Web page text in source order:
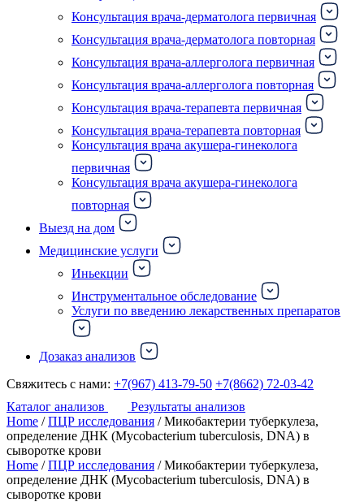
Консультация врача-дерматолога первичная
Консультация врача-дерматолога повторная
Консультация врача-аллерголога первичная
Консультация врача-аллерголога повторная
Консультация врача-терапевта первичная
Консультация врача-терапевта повторная
Консультация врача акушера-гинеколога
первичная
Консультация врача акушера-гинеколога
повторная
Выезд на дом
Медицинские услуги
Иньекции
Инструментальное обследование
Услуги по введению лекарственных препаратов
Дозаказ анализов
Свяжитесь с нами: +7(967) 413-79-50 +7(8662) 72-03-42
Каталог анализов
Результаты анализов
Home /ПЦР исследования / Микобактерии туберкулеза,
определение ДНК (Mycobacterium tuberculosis, DNA) в
сыворотке крови
Home /ПЦР исследования / Микобактерии туберкулеза,
определение ДНК (Mycobacterium tuberculosis, DNA) в
сыворотке крови